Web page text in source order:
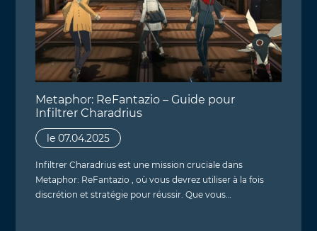
Metaphor: ReFantazio – Guide pour
Infiltrer Charadrius
le 07.04.2025
Infiltrer Charadrius est une mission cruciale dans
Metaphor: ReFantazio , où vous devrez utiliser à la fois
discrétion et stratégie pour réussir. Que vous…